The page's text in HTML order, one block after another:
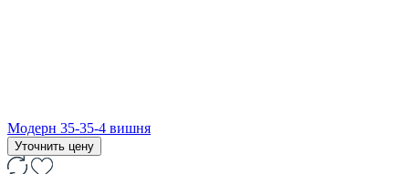
Модерн 35-35-4 вишня
Уточнить цену